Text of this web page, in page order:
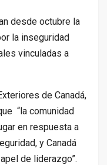
desde octubre la
la inseguridad
vinculadas a
de Canadá,
“la comunidad
en respuesta a
y Canadá
de liderazgo”.